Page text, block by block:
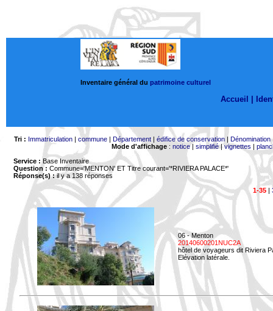
Inventaire général du patrimoine culturel
Accueil |
Tri : Immatriculation| commune| Département| édifice de conservation| Dénomination
Mode d'affichage: notice| simplifié|vignettes |
Service : Base Inventaire
Question : Commune='MENTON' ET Titre courant='*RIVIERA PALACE*'
Réponse(s) :il y a 138 réponses
1-35|
06 - Menton
20140600201NUC2A
hôtel de voyageurs dit Riviera
Elévation latérale.